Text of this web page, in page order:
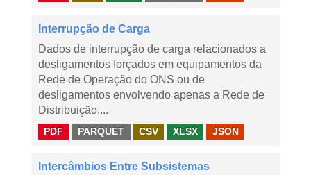
Interrupção de Carga
Dados de interrupção de carga relacionados a
desligamentos forçados em equipamentos da
Rede de Operação do ONS ou de
desligamentos envolvendo apenas a Rede de
Distribuição,...
PDF PARQUET CSV XLSX JSON
Intercâmbios Entre Subsistemas